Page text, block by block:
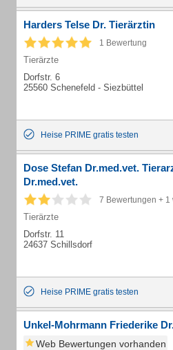
Harders Telse Dr. Tierärztin
1 Bewertung
Tierärzte
Dorfstr. 6
25560 Schenefeld - Siezbüttel
Heise PRIME gratis testen
Dose Stefan Dr.med.vet.
Dr.med.vet.
7 Bewertungen + 1
Tierärzte
Dorfstr. 11
24637 Schillsdorf
Heise PRIME gratis testen
Unkel-Mohrmann Friederike
Web Bewertungen vorhanden